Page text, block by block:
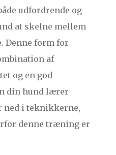
udfordrende og
at skelne mellem
Denne form for
af
og en god
din hund lærer
ned i teknikkerne,
denne træning er